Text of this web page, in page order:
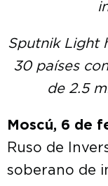
Sputnik Light
30 países
de 2.5
Moscú, 6 de
Ruso de
soberano de